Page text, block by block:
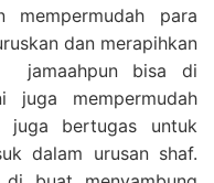
para
dan merapihkan
jamaahpun bisa di
juga mempermudah
bertugas untuk
dalam urusan shaf.